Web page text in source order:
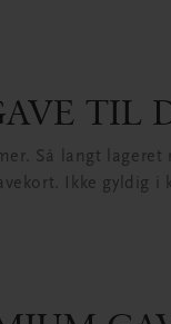
TIL
Så langt lageret
Ikke gyldig i